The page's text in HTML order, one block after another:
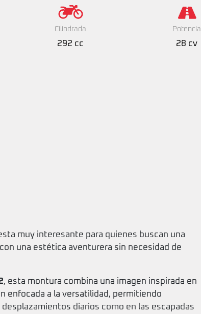
Cilindrada
292 cc
Potencia
28 cv
muy interesante para quienes buscan una
una estética aventurera sin necesidad de
, esta montura combina una imagen inspirada en
enfocada a la versatilidad, permitiendo
diarios como en las escapadas